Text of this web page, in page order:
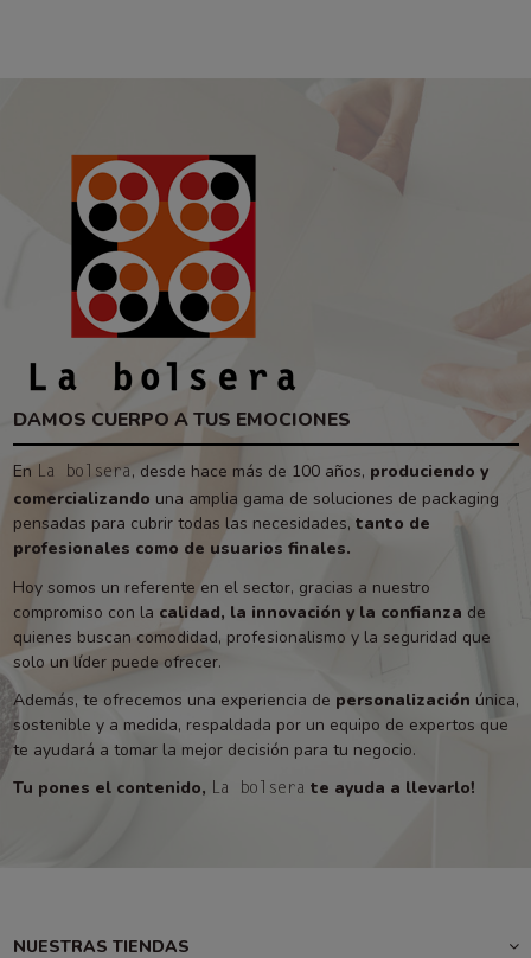
DAMOS CUERPO A TUS EMOCIONES
En La bolsera , desde hace más de 100 años, produciendo y
comercializando una amplia gama de soluciones de packaging
pensadas para cubrir todas las necesidades, tanto de
profesionales como de usuarios finales.
Hoy somos un referente en el sector, gracias a nuestro
compromiso con la calidad, la innovación y la confianza de
quienes buscan comodidad, profesionalismo y la seguridad que
solo un líder puede ofrecer.
Además, te ofrecemos una experiencia de personalización única,
sostenible y a medida, respaldada por un equipo de expertos que
te ayudará a tomar la mejor decisión para tu negocio.
Tu pones el contenido, La bolsera te ayuda a llevarlo!
NUESTRAS TIENDAS